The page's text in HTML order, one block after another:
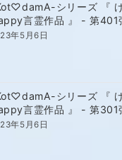
シリーズ 『
言霊作品 』 - 第
年5月6日
シリーズ 『
言霊作品 』 - 第
年5月6日